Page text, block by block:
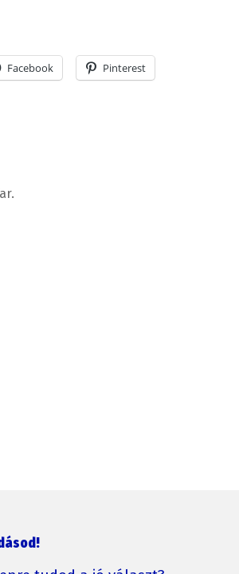
Facebook Pinterest